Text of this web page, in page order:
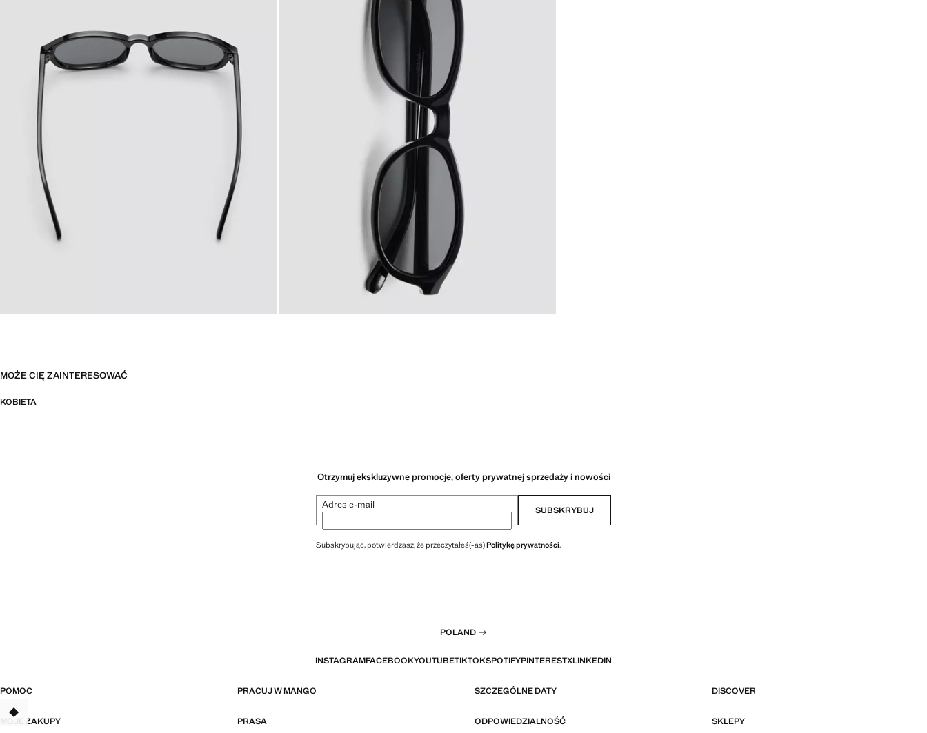
MOŻE CIĘ ZAINTERESOWAĆ
KOBIETA
Otrzymuj ekskluzywne promocje, oferty prywatnej sprzedaży i nowości
Adres e-mail SUBSKRYBUJ
Subskrybując, potwierdzasz, że przeczytałeś(-aś)Politykę prywatności.
POLAND
INSTAGRAMFACEBOOKYOUTUBETIKTOKSPOTIFYPINTERESTXLINKEDIN
POMOC PRACUJ W MANGO SZCZEGÓLNE DATY DISCOVER
MOJE ZAKUPY PRASA ODPOWIEDZIALNOŚĆ SKLEPY